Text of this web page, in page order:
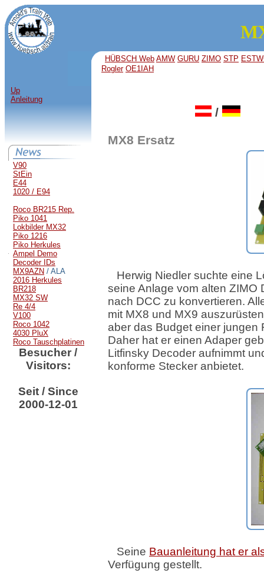
HÜBSCH Web AMW GURU ZIMO STP
Rogler OE1IAH
Up
Anleitung
V90
StEin
E44
1020 / E94
Roco BR215 Rep.
Piko 1041
Lokbilder MX32
Piko 1216
Piko Herkules
Ampel Demo
Decoder IDs
MX9AZN / ALA
2016 Herkules
BR218
MX32 SW
Re 4/4
V100
Roco 1042
4030 PluX
Roco Tauschplatinen
Besucher /
Visitors:
Seit / Since
2000-12-01
/
MX8 Ersatz
Herwig Niedler suchte eine
seine Anlage vom alten ZIMO
nach DCC zu konvertieren.
mit MX8 und MX9
aber das Budget einer jungen
Daher hat er einen Adaper
Litfinsky Decoder aufnimmt
konforme Stecker anbietet.
Seine Bauanleitung hat er
Verfügung gestellt.